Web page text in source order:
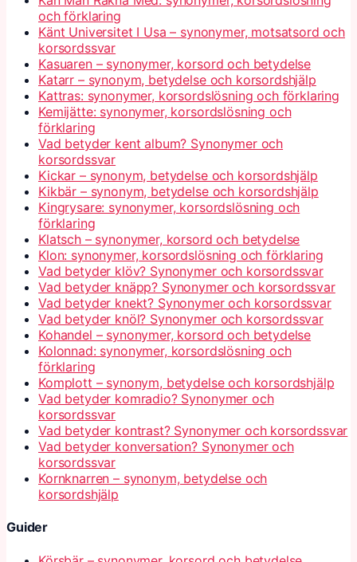
och förklaring
Känt Universitet I Usa – synonymer, motsatsord och
korsordssvar
Kasuaren – synonymer, korsord och betydelse
Katarr – synonym, betydelse och korsordshjälp
Kattras: synonymer, korsordslösning och förklaring
Kemijätte: synonymer, korsordslösning och
förklaring
Vad betyder kent album? Synonymer och
korsordssvar
Kickar – synonym, betydelse och korsordshjälp
Kikbär – synonym, betydelse och korsordshjälp
Kingrysare: synonymer, korsordslösning och
förklaring
Klatsch – synonymer, korsord och betydelse
Klon: synonymer, korsordslösning och förklaring
Vad betyder klöv? Synonymer och korsordssvar
Vad betyder knäpp? Synonymer och korsordssvar
Vad betyder knekt? Synonymer och korsordssvar
Vad betyder knöl? Synonymer och korsordssvar
Kohandel – synonymer, korsord och betydelse
Kolonnad: synonymer, korsordslösning och
förklaring
Komplott – synonym, betydelse och korsordshjälp
Vad betyder komradio? Synonymer och
korsordssvar
Vad betyder kontrast? Synonymer och korsordssvar
Vad betyder konversation? Synonymer och
korsordssvar
Kornknarren – synonym, betydelse och
korsordshjälp
Guider